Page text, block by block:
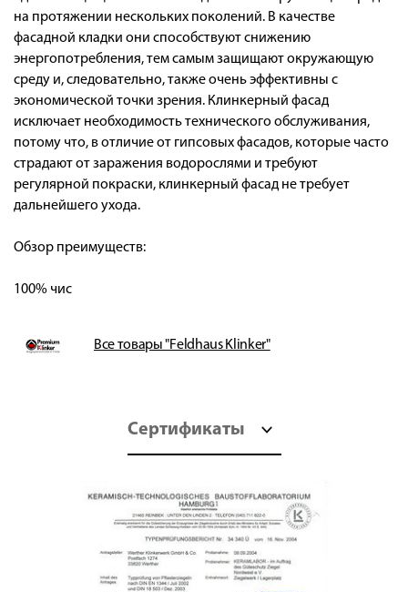
на протяжении нескольких поколений. В качестве
фасадной кладки они способствуют снижению
энергопотребления, тем самым защищают окружающую
среду и, следовательно, также очень эффективны с
экономической точки зрения. Клинкерный фасад
исключает необходимость технического обслуживания,
потому что, в отличие от гипсовых фасадов, которые часто
страдают от заражения водорослями и требуют
регулярной покраски, клинкерный фасад не требует
дальнейшего ухода.
Обзор преимуществ:
100% чис
Все товары "Feldhaus Klinker"
Сертификаты